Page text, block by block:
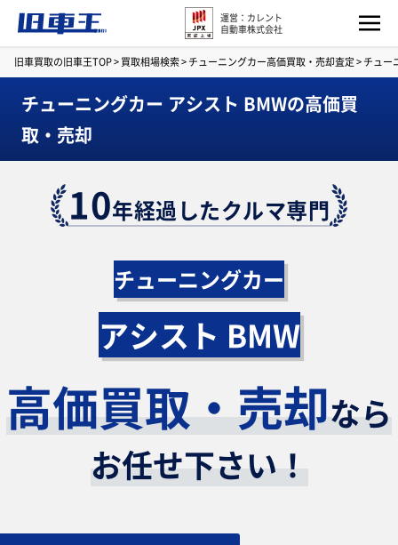
運営：カレント
自動車株式会社
旧車買取の旧車王TOP>買取相場検索>チューニングカー高価買取・売却査定>チュー
チューニングカー アシスト BMWの高価買
取・売却
10年経過したクルマ専門
チューニングカー
アシスト BMW
高価買取・売却なら
お任せ下さい！